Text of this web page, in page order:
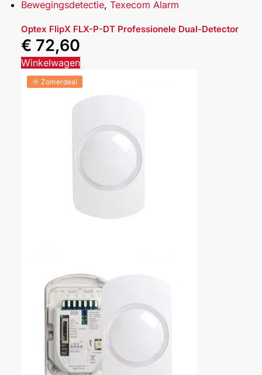
Bewegingsdetectie, Texecom Alarm
Optex FlipX FLX-P-DT Professionele Dual-Detector
€ 72,60
Winkelwagen
🌞 Zomerdeal